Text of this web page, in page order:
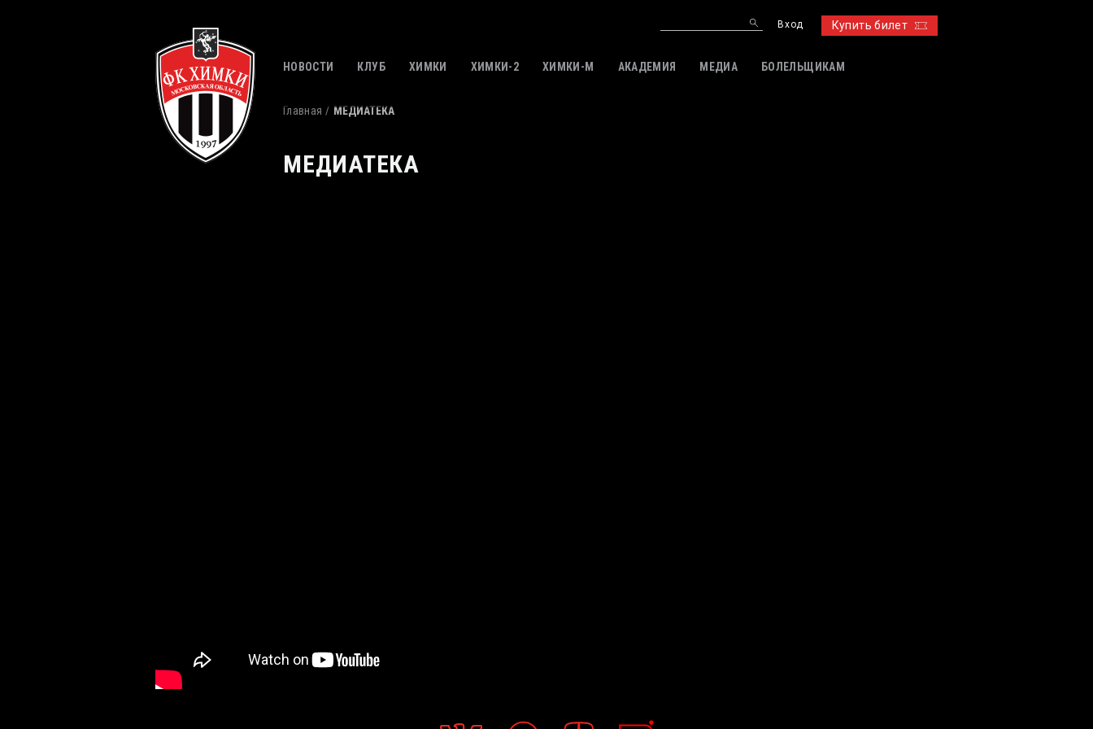
Купить билет
Вход
НОВОСТИ КЛУБ ХИМКИ ХИМКИ-2 ХИМКИ-M АКАДЕМИЯ МЕДИА БОЛЕЛЬЩИКАМ
Главная МЕДИАТЕКА
МЕДИАТЕКА